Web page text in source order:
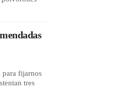
para fijarnos
tres